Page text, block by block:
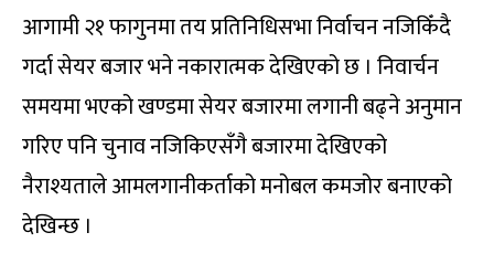
आगामी २१ फागुनमा तय प्रतिनिधिसभा निर्वाचन नजिकिँदै
गर्दा सेयर बजार भने नकारात्मक देखिएको छ । निवार्चन
समयमा भएको खण्डमा सेयर बजारमा लगानी बढ्ने अनुमान
गरिए पनि चुनाव नजिकिएसँगै बजारमा देखिएको
नैराश्यताले आमलगानीकर्ताको मनोबल कमजोर बनाएको
देखिन्छ ।